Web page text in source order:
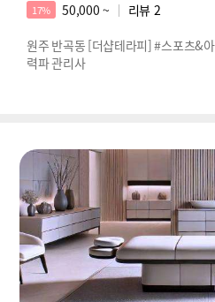
17% 50,000 ~ 리뷰 2
원주 반곡동 [더샵테라피] #스포츠&
력파 관리사